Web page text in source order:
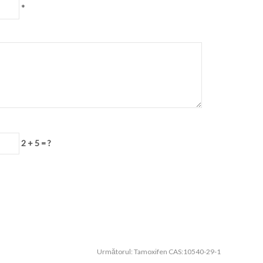
*
2 + 5 = ?
Următorul: Tamoxifen CAS:10540-29-1